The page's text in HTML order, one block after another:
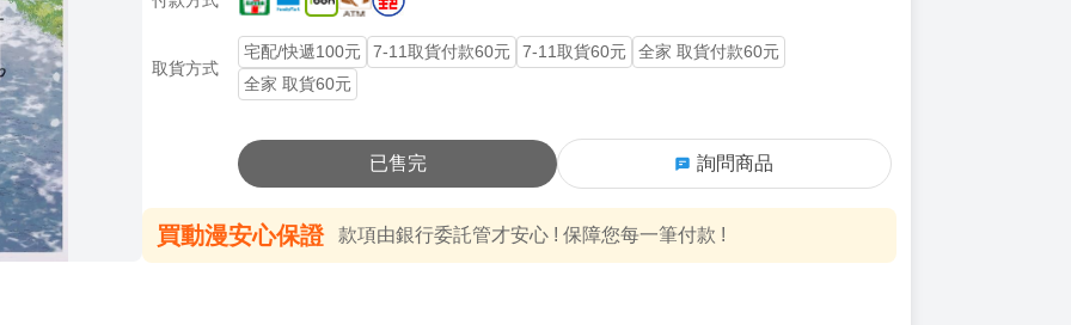
取貨方式
宅配/快遞100元 7-11取貨付款60元 7-11取貨60元
全家 取貨付款60元
全家 取貨60元
已售完 詢問商品
買動漫安心保證 款項由銀行委託管才安心 ! 保障您每一筆付款 !